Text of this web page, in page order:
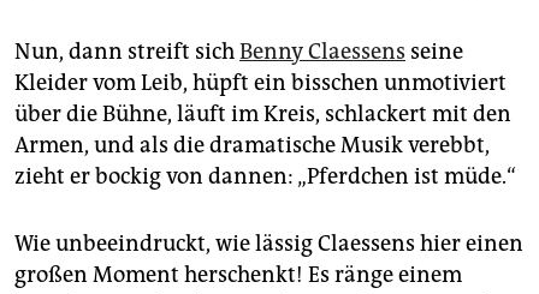
Nun, dann streift sichBenny Claessens seine
Kleider vom Leib, hüpft ein bisschen unmotiviert
über die Bühne, läuft im Kreis, schlackert mit den
Armen, und als die dramatische Musik verebbt,
zieht er bockig von dannen: „Pferdchen ist müde.“
Wie unbeeindruckt, wie lässig Claes­sens hier einen
großen Moment herschenkt! Es ränge einem